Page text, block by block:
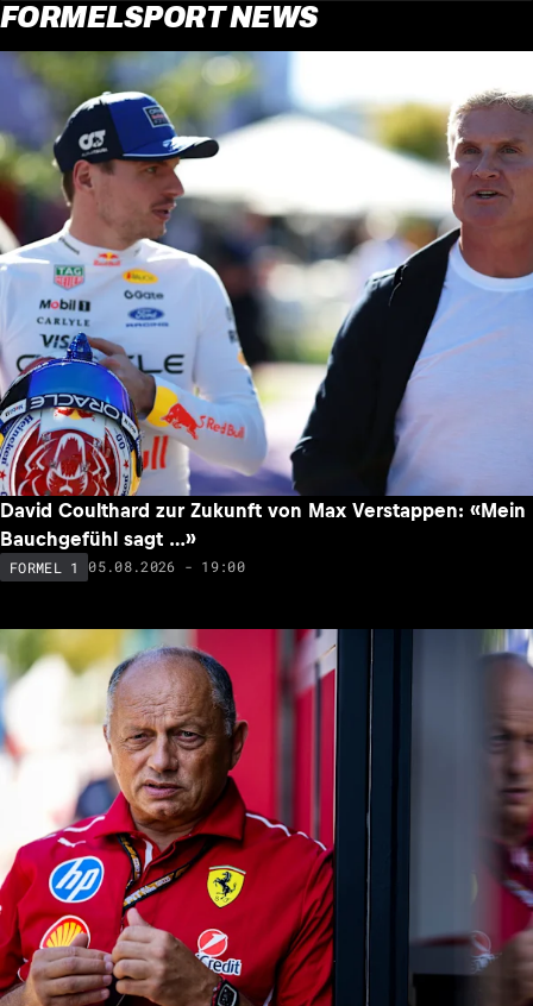
FORMELSPORT NEWS
David Coulthard zur Zukunft von Max Verstappen: «Mein
Bauchgefühl sagt …»
FORMEL 1 05.08.2026 - 19:00